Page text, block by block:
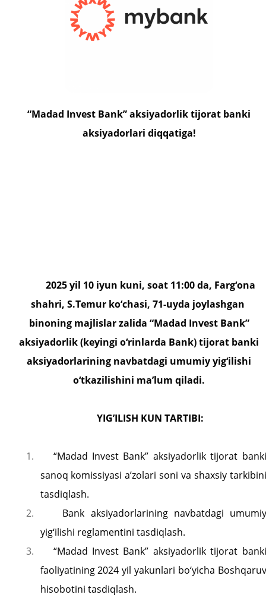
“Madad Invest Bank” aksiyadorlik tijorat banki
aksiyadorlari diqqatiga!
2025 yil 10 iyun kuni, soat 11:00 da, Farg‘ona
shahri, S.Temur ko‘chasi, 71-uyda joylashgan
binoning majlislar zalida “Madad Invest Bank”
aksiyadorlik (keyingi o‘rinlarda Bank) tijorat banki
aksiyadorlarining navbatdagi umumiy yig‘ilishi
o‘tkazilishini ma’lum qiladi.
YIG’ILISH KUN TARTIBI:
1.
“Madad Invest Bank” aksiyadorlik tijorat banki
sanoq komissiyasi a’zolari soni va shaxsiy tarkibini
tasdiqlash.
2.
Bank aksiyadorlarining navbatdagi umumiy
yig‘ilishi reglamentini tasdiqlash.
3.
“Madad Invest Bank” aksiyadorlik tijorat banki
faoliyatining 2024 yil yakunlari bo‘yicha Boshqaruv
hisobotini tasdiqlash.